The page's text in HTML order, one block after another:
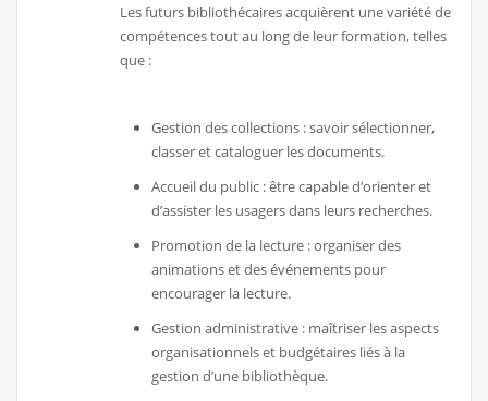
Les futurs bibliothécaires acquièrent une variété de
compétences tout au long de leur formation, telles
que :
Gestion des collections : savoir sélectionner,
classer et cataloguer les documents.
Accueil du public : être capable d’orienter et
d’assister les usagers dans leurs recherches.
Promotion de la lecture : organiser des
animations et des événements pour
encourager la lecture.
Gestion administrative : maîtriser les aspects
organisationnels et budgétaires liés à la
gestion d’une bibliothèque.